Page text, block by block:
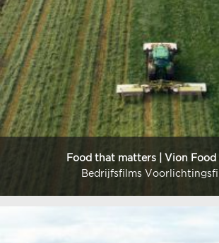
Food that matters | Vion Food
Bedrijfsfilms